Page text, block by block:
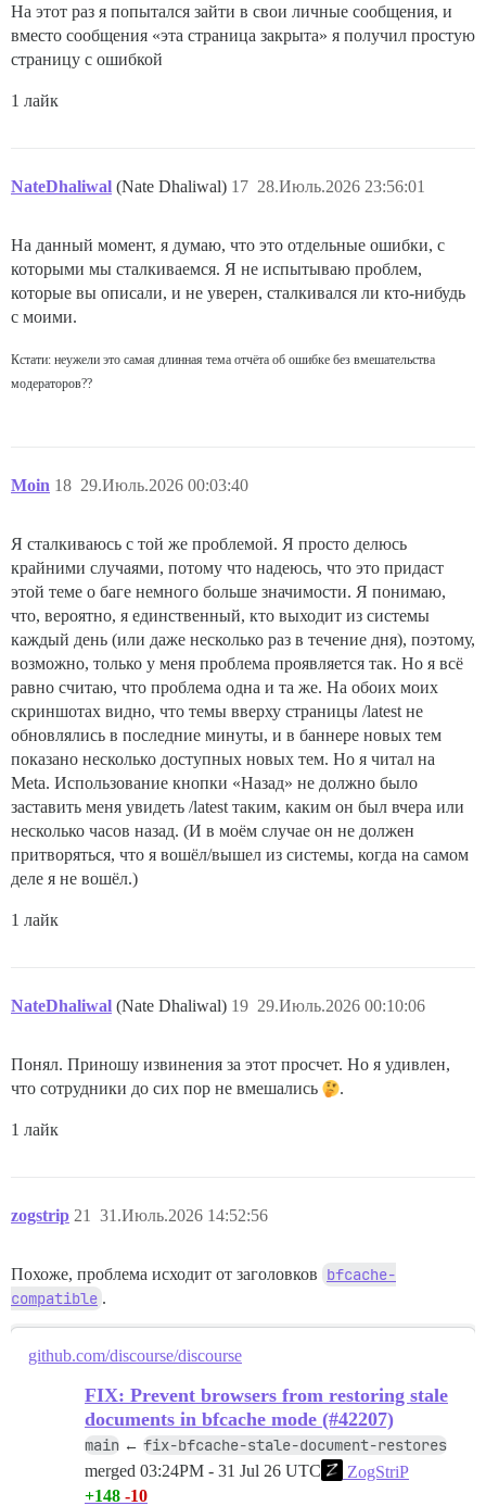
На этот раз я попытался зайти в свои личные сообщения, и
вместо сообщения «эта страница закрыта» я получил простую
страницу с ошибкой
1 лайк
NateDhaliwal (Nate Dhaliwal) 28.Июль.2026 23:56:01
17
На данный момент, я думаю, что это отдельные ошибки, с
которыми мы сталкиваемся. Я не испытываю проблем,
которые вы описали, и не уверен, сталкивался ли кто-нибудь
с моими.
Кстати: неужели это самая длинная тема отчёта об ошибке без вмешательства
модераторов??
Moin 29.Июль.2026 00:03:40
18
Я сталкиваюсь с той же проблемой. Я просто делюсь
крайними случаями, потому что надеюсь, что это придаст
этой теме о баге немного больше значимости. Я понимаю,
что, вероятно, я единственный, кто выходит из системы
каждый день (или даже несколько раз в течение дня), поэтому,
возможно, только у меня проблема проявляется так. Но я всё
равно считаю, что проблема одна и та же. На обоих моих
скриншотах видно, что темы вверху страницы /latest не
обновлялись в последние минуты, и в баннере новых тем
показано несколько доступных новых тем. Но я читал на
Meta. Использование кнопки «Назад» не должно было
заставить меня увидеть /latest таким, каким он был вчера или
несколько часов назад. (И в моём случае он не должен
притворяться, что я вошёл/вышел из системы, когда на самом
деле я не вошёл.)
1 лайк
NateDhaliwal (Nate Dhaliwal) 29.Июль.2026 00:10:06
19
Понял. Приношу извинения за этот просчет. Но я удивлен,
что сотрудники до сих пор не вмешались
.
1 лайк
zogstrip 31.Июль.2026 14:52:56
21
Похоже, проблема исходит от заголовков bfcache-
compatible .
github.com/discourse/discourse
FIX: Prevent browsers from restoring stale
documents in bfcache mode (#42207)
main ← fix-bfcache-stale-document-restores
merged 03:24PM - 31 Jul 26 UTC
ZogStriP
+148 -10